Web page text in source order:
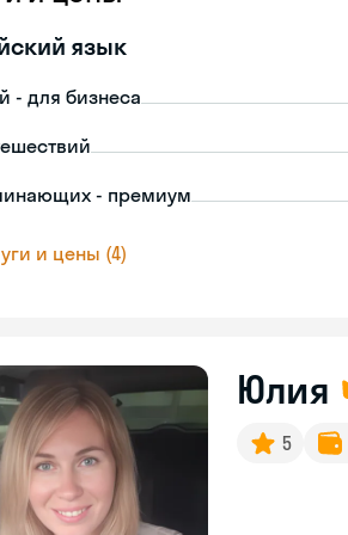
язык
- для бизнеса
- премиум
и цены (4)
Юлия
5